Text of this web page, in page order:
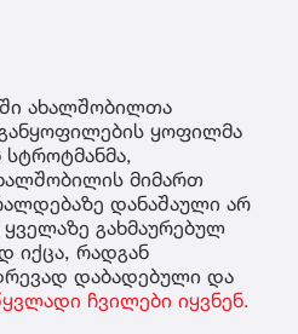
ახალშობილთა
ყოფილმა
მიმართ
დანაშაული არ
გახმაურებულ
იქცა, რადგან
დაბადებული და
ჩვილები იყვნენ.